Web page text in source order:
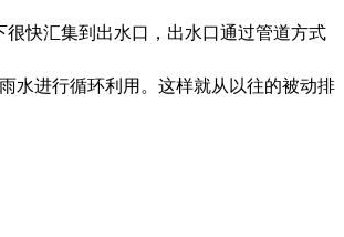
快汇集到出水口，出水口通过管道方式
水进行循环利用。这样就从以往的被动排